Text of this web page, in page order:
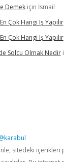
Demekiçin İsmail
Çok Hangi Iş Yapılır
Çok Hangi Iş Yapılır
Solcu Olmak Nedir
sitedeki